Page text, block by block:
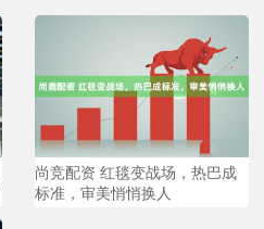
尚竞配资 红毯变战场，热巴成
标准，审美悄悄换人